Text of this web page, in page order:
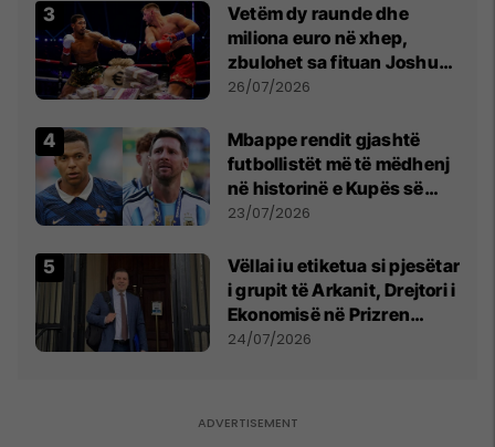
Vetëm dy raunde dhe
miliona euro në xhep,
zbulohet sa fituan Joshua
e Prenga
26/07/2026
Mbappe rendit gjashtë
futbollistët më të mëdhenj
në historinë e Kupës së
Botës, Messi mbetet i dyti
23/07/2026
Vëllai iu etiketua si pjesëtar
i grupit të Arkanit, Drejtori i
Ekonomisë në Prizren
mohon pretendimet
24/07/2026